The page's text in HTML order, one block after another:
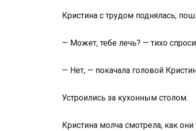
Кристина с трудом поднялась,
— Может, тебе лечь? — тихо
— Нет, — покачала головой
Устроились за кухонным столом.
Кристина молча смотрела, как